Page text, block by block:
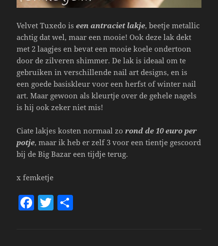
Velvet Tuxedo is een antraciet lakje, beetje metallic
achtig dat wel, maar een mooie! Ook deze lak dekt
met 2 laagjes en bevat een mooie koele ondertoon
door de zilveren shimmer. De lak is ideaal om te
gebruiken in verschillende nail art designs, en is
een goede basiskleur voor een herfst of winter nail
art. Maar gewoon als kleurtje over de gehele nagels
is hij ook zeker niet mis!
Ciate lakjes kosten normaal zo rond de 10 euro per
potje, maar ik heb er zelf 3 voor een tientje gescoord
bij de Big Bazar een tijdje terug.
x femketje
F T